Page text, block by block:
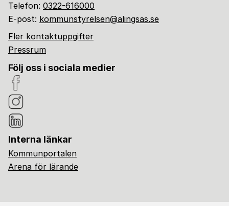
Telefon: 0322-616000
E-post: kommunstyrelsen@alingsas.se
Fler kontaktuppgifter
Pressrum
Följ oss i sociala medier
Interna länkar
Kommunportalen
Arena för lärande